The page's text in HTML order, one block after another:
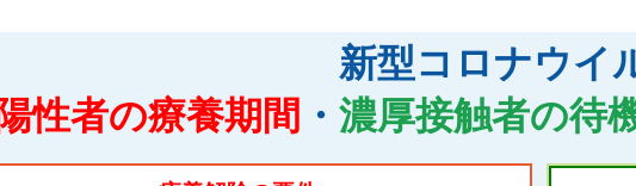
新型コロナウイ
陽性者の療養期間 ・ 濃厚接触者の待